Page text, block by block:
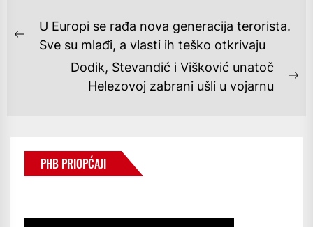
NAVIGACIJA
OBJAVA
Previous
U Europi se rađa nova generacija terorista.
Sve su mlađi, a vlasti ih teško otkrivaju
Dodik, Stevandić i Višković unatoč
Helezovoj zabrani ušli u vojarnu
PHB PRIOPĆAJI